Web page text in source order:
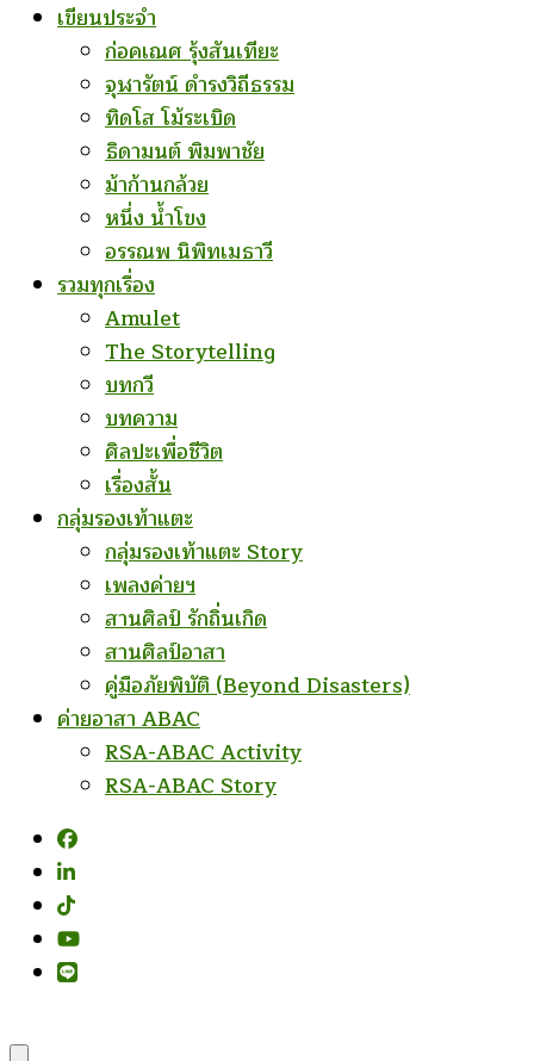
เขียนประจำ
ก่อคเณศ รุ้งสันเทียะ
จุฬารัตน์ ดำรงวิถีธรรม
ทิดโส โม้ระเบิด
ธิดามนต์ พิมพาชัย
ม้าก้านกล้วย
หนึ่ง น้ำโขง
อรรณพ นิพิทเมธาวี
รวมทุกเรื่อง
Amulet
The Storytelling
บทกวี
บทความ
ศิลปะเพื่อชีวิต
เรื่องสั้น
กลุ่มรองเท้าแตะ
กลุ่มรองเท้าแตะ Story
เพลงค่ายฯ
สานศิลป์ รักถิ่นเกิด
สานศิลป์อาสา
คู่มือภัยพิบัติ (Beyond Disasters)
ค่ายอาสา ABAC
RSA-ABAC Activity
RSA-ABAC Story